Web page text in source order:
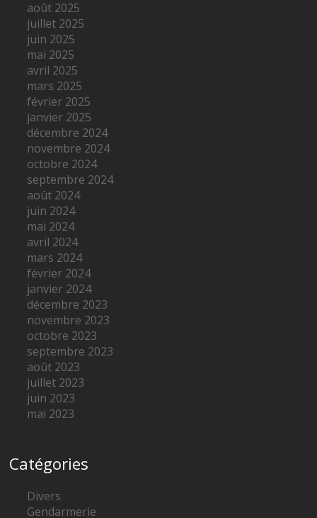
août 2025
juillet 2025
juin 2025
mai 2025
avril 2025
mars 2025
février 2025
janvier 2025
décembre 2024
novembre 2024
octobre 2024
septembre 2024
août 2024
juin 2024
mai 2024
avril 2024
mars 2024
février 2024
janvier 2024
décembre 2023
novembre 2023
octobre 2023
septembre 2023
août 2023
juillet 2023
juin 2023
mai 2023
Catégories
Divers
Gendarmerie